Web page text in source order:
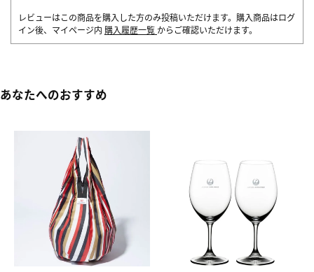
レビューはこの商品を購入した方のみ投稿いただけます。購入商品はログ
イン後、マイページ内 購入履歴一覧 からご確認いただけます。
あなたへのおすすめ